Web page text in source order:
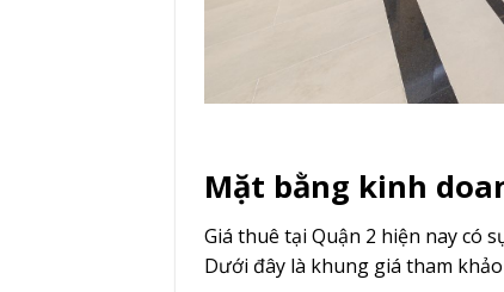
Mặt bằng kinh
Giá thuê tại Quận 2 hiện nay có
Dưới đây là khung giá tham khảo